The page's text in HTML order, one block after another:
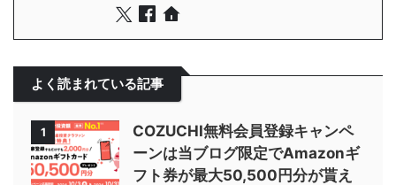
よく読まれている記事
1
COZUCHI無料会員登録キャンペ
ーンは当ブログ限定でAmazonギ
フト券が最大50,500円分が貰え